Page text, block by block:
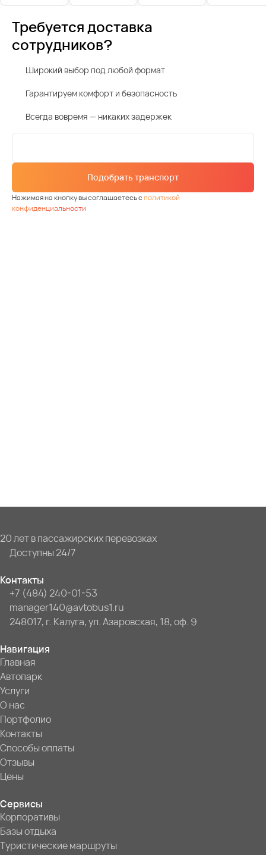
Требуется доставка
сотрудников?
Широкий выбор под любой формат
Гарантируем комфорт и безопасность
Всегда вовремя — никаких задержек
Подобрать транспорт
Нажимая на кнопку вы соглашаетесь сполитикой
конфиденциальности
20 лет в пассажирских перевозках
Доступны 24/7
Контакты
+7 (484) 240-01-53
manager140@avtobus1.ru
248017, г. Калуга, ул. Азаровская, 18, оф. 9
Навигация
Главная
Автопарк
Услуги
О нас
Портфолио
Контакты
Способы оплаты
Отзывы
Цены
Сервисы
Корпоративы
Базы отдыха
Туристические маршруты